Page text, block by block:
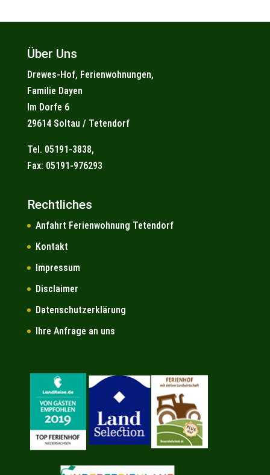
Über Uns
Drewes-Hof, Ferienwohnungen,
Familie Dayen
Im Dorfe 6
29614 Soltau / Tetendorf
Tel. 05191-3838,
Fax: 05191-976293
Rechtliches
Anfahrt Ferienwohnung Tetendorf
Kontakt
Impressum
Disclaimer
Datenschutzerklärung
Ihre Anfrage an uns